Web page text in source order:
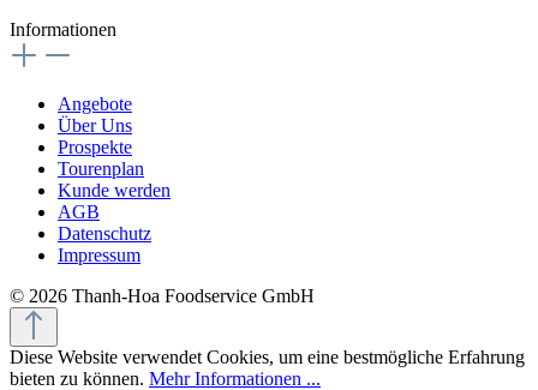
Informationen
Angebote
Über Uns
Prospekte
Tourenplan
Kunde werden
AGB
Datenschutz
Impressum
© 2026 Thanh-Hoa Foodservice GmbH
Diese Website verwendet Cookies, um eine bestmögliche Erfahrung
bieten zu können. Mehr Informationen ...